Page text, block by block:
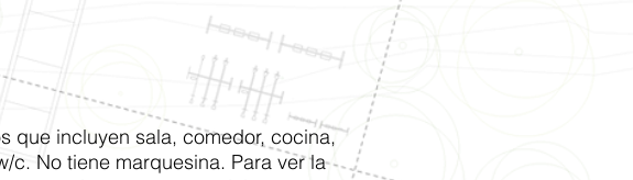
que incluyen sala, comedor, cocina,
c. No tiene marquesina. Para ver la